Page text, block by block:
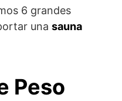
6 grandes
una sauna
Peso